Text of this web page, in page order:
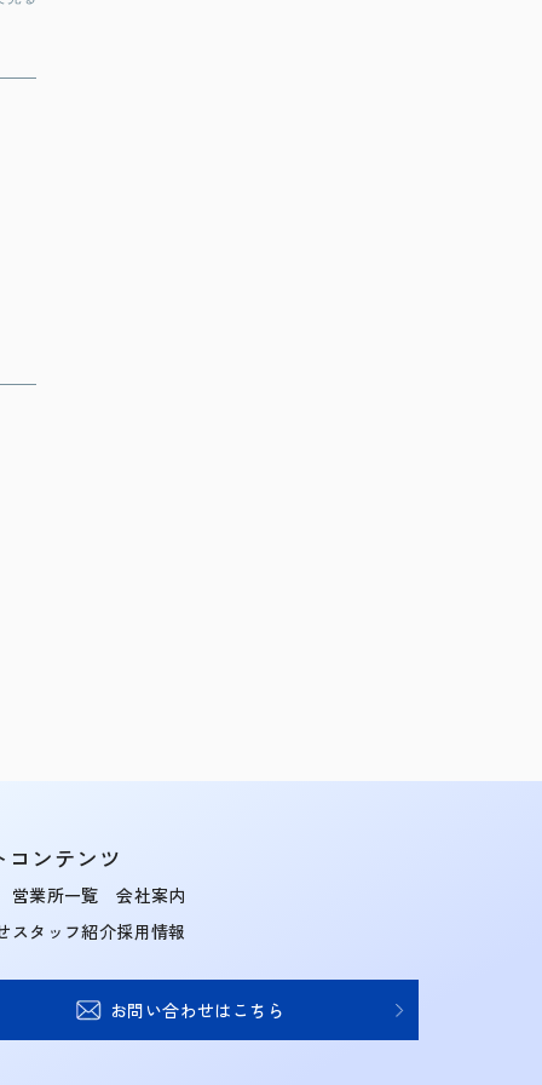
コンテンツ
営業所一覧
スタッフ紹介
会社案内
採用情報
お問い合わせはこちら